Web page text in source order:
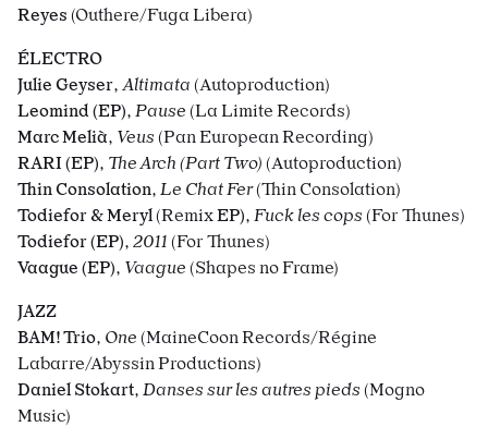
Reyes (Outhere/Fuga Libera)
ÉLECTRO
Julie Geyser, Altimata (Autoproduction)
Leomind (EP), Pause (La Limite Records)
Marc Melià, Veus (Pan European Recording)
RARI (EP), The Arch (Part Two) (Autoproduction)
Thin Consolation, Le Chat Fer(Thin Consolation)
Todiefor & Meryl(RemixEP), Fuck les cops (For Thunes)
Todiefor (EP), 2011 (For Thunes)
Vaague (EP), Vaague (Shapes no Frame)
JAZZ
BAM! Trio, One (MaineCoon Records/Régine
Labarre/Abyssin Productions)
Daniel Stokart, Danses sur les autres pieds (Mogno
Music)